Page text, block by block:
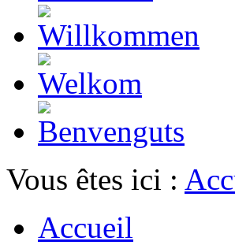
Vous êtes ici :
Accueil